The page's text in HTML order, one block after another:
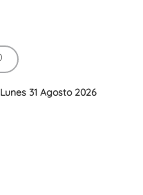
Lunes 31 Agosto 2026